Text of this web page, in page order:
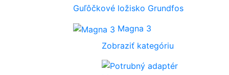
Guľôčkové ložisko Grundfos
Magna 3
Zobraziť kategóriu